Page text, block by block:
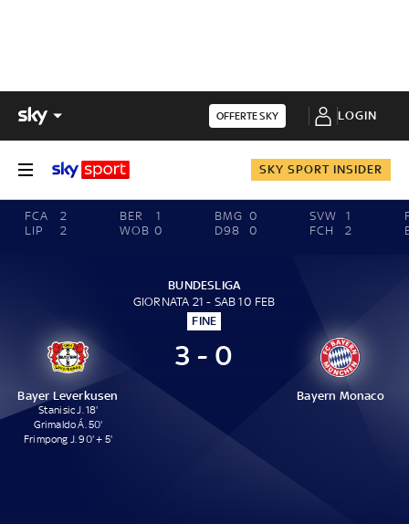
OFFERTE SKY LOGIN
SKY SPORT INSIDER
FCA
2
LIP
2
BER
1
WOB 0
BMG 0
D98
0
SVW
1
FCH
2
BUNDESLIGA
GIORNATA 21 - SAB 10 FEB
FINE
Bayer Leverkusen
Stanisic J. 18'
Grimaldo Á. 50'
Frimpong J. 90' + 5'
3 - 0
Bayern Monaco